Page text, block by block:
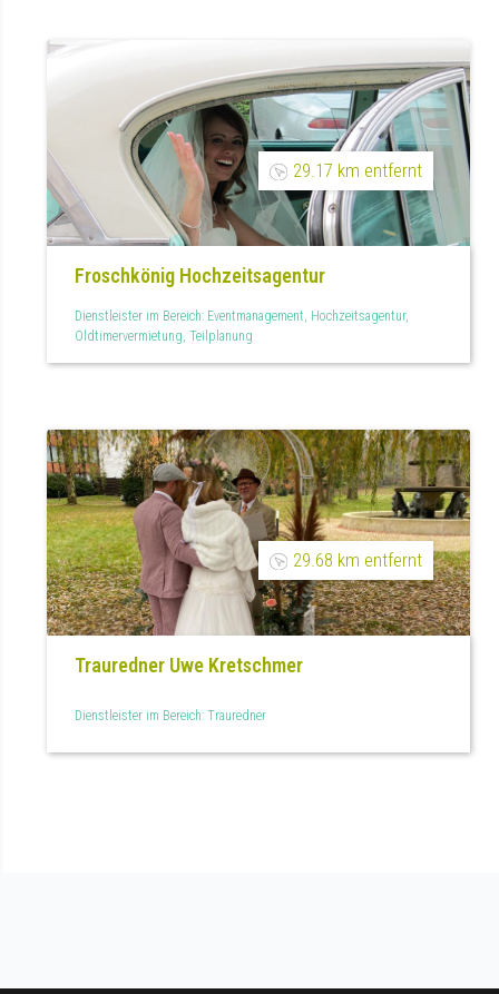
29.17 km entfernt
Froschkönig Hochzeitsagentur
Dienstleister im Bereich: Eventmanagement, Hochzeitsagentur,
Oldtimervermietung, Teilplanung
29.68 km entfernt
Trauredner Uwe Kretschmer
Dienstleister im Bereich: Trauredner